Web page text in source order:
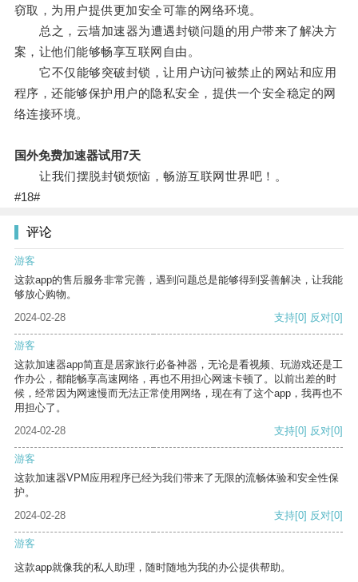
窃取，为用户提供更加安全可靠的网络环境。
总之，云墙加速器为遭遇封锁问题的用户带来了解决方
案，让他们能够畅享互联网自由。
它不仅能够突破封锁，让用户访问被禁止的网站和应用
程序，还能够保护用户的隐私安全，提供一个安全稳定的网
络连接环境。
国外免费加速器试用7天
让我们摆脱封锁烦恼，畅游互联网世界吧！。
#18#
评论
游客
这款app的售后服务非常完善，遇到问题总是能够得到妥善解决，让我能
够放心购物。
2024-02-28
支持[0] 反对[0]
游客
这款加速器app简直是居家旅行必备神器，无论是看视频、玩游戏还是工
作办公，都能畅享高速网络，再也不用担心网速卡顿了。以前出差的时
候，经常因为网速慢而无法正常使用网络，现在有了这个app，我再也不
用担心了。
2024-02-28
支持[0] 反对[0]
游客
这款加速器VPM应用程序已经为我们带来了无限的流畅体验和安全性保
护。
2024-02-28
支持[0] 反对[0]
游客
这款app就像我的私人助理，随时随地为我的办公提供帮助。